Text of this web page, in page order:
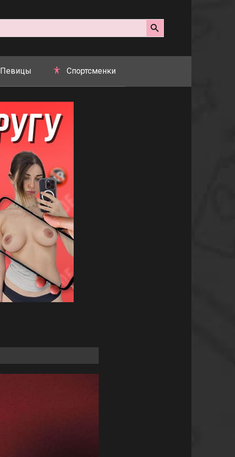
Search Button
Певицы Спортсменки